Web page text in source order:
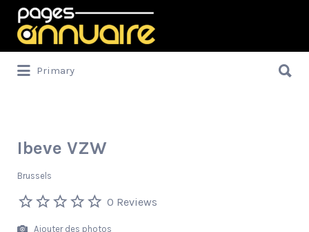
Rechercher:
Primary
Ibeve VZW
Brussels
0 Reviews
Ajouter des photos